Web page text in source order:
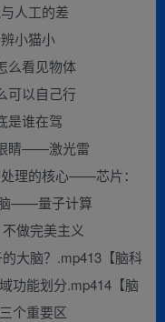
人工的差
小猫小
么看见物体
可以自己行
是谁在驾
睛——激光雷
理的核心——芯片：
脑——量子计算
做完美主义
大脑？.mp413【脑科
功能划分.mp414【脑
个重要区